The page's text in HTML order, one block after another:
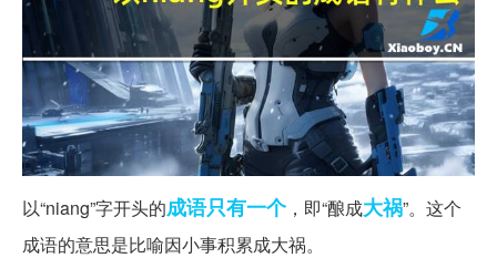
以“niang”字开头的成语只有一个 ，即“酿成大祸”。这个
成语的意思是比喻因小事积累成大祸。